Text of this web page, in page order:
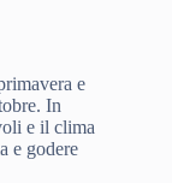
e
In
e il clima
e godere